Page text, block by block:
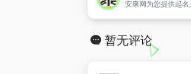
暂无评论